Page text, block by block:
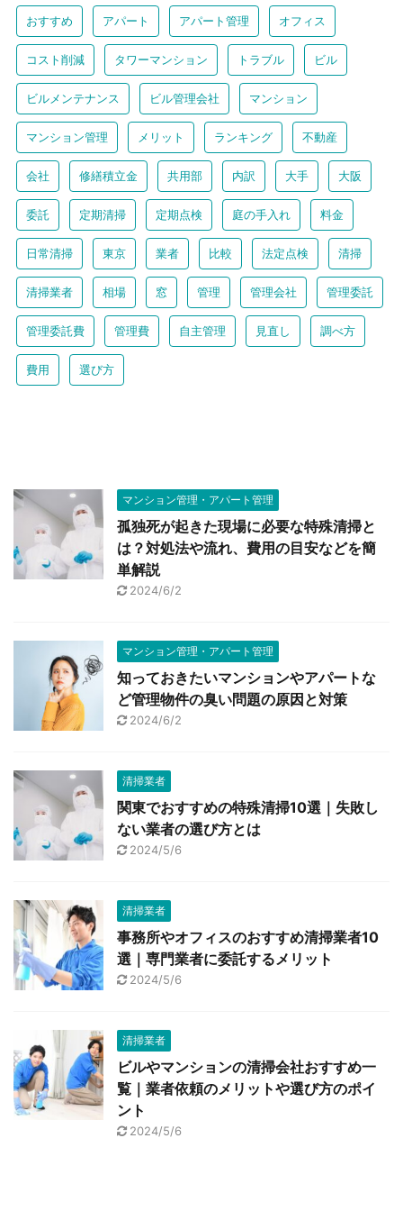
おすすめ アパート アパート管理 オフィス
コスト削減 タワーマンション トラブル ビル
ビルメンテナンス ビル管理会社 マンション
マンション管理 メリット ランキング 不動産
会社 修繕積立金 共用部 内訳 大手 大阪
委託 定期清掃 定期点検 庭の手入れ 料金
日常清掃 東京 業者 比較 法定点検 清掃
清掃業者 相場 窓 管理 管理会社 管理委託
管理委託費 管理費 自主管理 見直し 調べ方
費用 選び方
マンション管理・アパート管理
孤独死が起きた現場に必要な特殊清掃と
は？対処法や流れ、費用の目安などを簡
単解説
2024/6/2
マンション管理・アパート管理
知っておきたいマンションやアパートな
ど管理物件の臭い問題の原因と対策
2024/6/2
清掃業者
関東でおすすめの特殊清掃10選｜失敗し
ない業者の選び方とは
2024/5/6
清掃業者
事務所やオフィスのおすすめ清掃業者10
選｜専門業者に委託するメリット
2024/5/6
清掃業者
ビルやマンションの清掃会社おすすめ一
覧｜業者依頼のメリットや選び方のポイ
ント
2024/5/6